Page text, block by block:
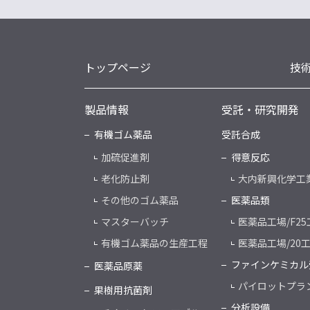
トップページ
製品情報
有機ゴム薬品
加硫促進剤
老化防止剤
その他のゴム薬品
マスターバッチ
有機ゴム薬品の生産工程
医薬品原薬
果樹用抗菌剤
技
受託・研究開発
受託合成
得意反応
大内新興化学工
医薬品類
医薬品工場/F25
医薬品工場/20
ファインケミカ
パイロットプラ
分析設備